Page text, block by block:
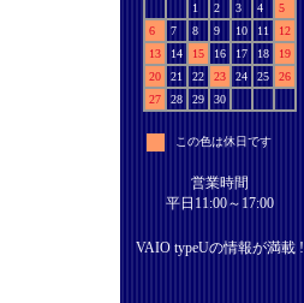
1
2 3 4
5
6
7 8 9 10 11
12
13
14 15 16 17 18
19
20
21 22 23 24 25
26
27
28 29 30
この色は休日です
営業時間
平日11:00～17:00
VAIO typeUの情報が満載 !